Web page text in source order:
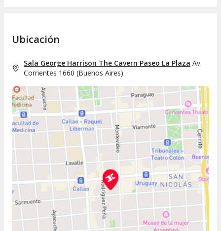
Ubicación
Sala George Harrison The Cavern Paseo La Plaza Av.
Corrientes 1660 (Buenos Aires)